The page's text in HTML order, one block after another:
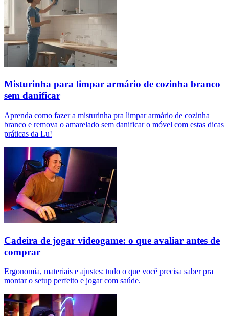
Misturinha para limpar armário de cozinha branco
sem danificar
Aprenda como fazer a misturinha pra limpar armário de cozinha
branco e remova o amarelado sem danificar o móvel com estas dicas
práticas da Lu!
Cadeira de jogar videogame: o que avaliar antes de
comprar
Ergonomia, materiais e ajustes: tudo o que você precisa saber pra
montar o setup perfeito e jogar com saúde.